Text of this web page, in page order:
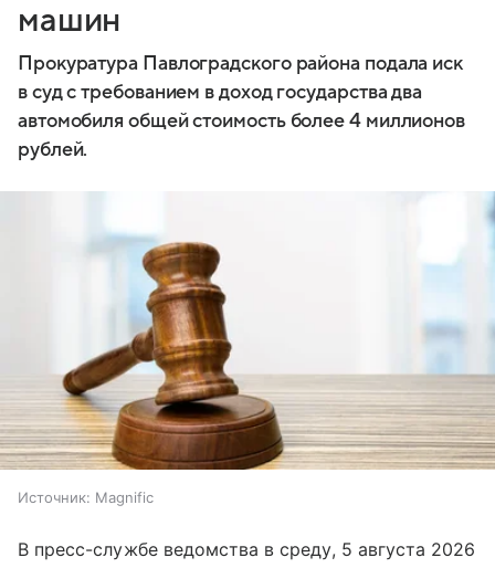
машин
Прокуратура Павлоградского района подала иск
в суд с требованием в доход государства два
автомобиля общей стоимость более 4 миллионов
рублей.
Источник: Magnific
В пресс-службе ведомства в среду, 5 августа 2026